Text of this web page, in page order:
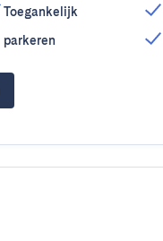
Toegankelijk
parkeren